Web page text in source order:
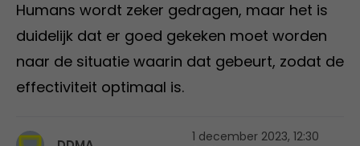
Humans wordt zeker gedragen, maar het is
duidelijk dat er goed gekeken moet worden
naar de situatie waarin dat gebeurt, zodat de
effectiviteit optimaal is.
1 december 2023, 12:30